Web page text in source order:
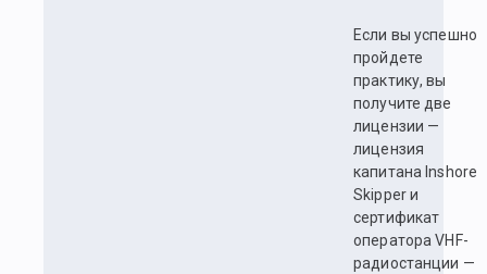
Если вы успешно
пройдете
практику, вы
получите две
лицензии —
лицензия
капитана Inshore
Skipper и
сертификат
оператора VHF-
радиостанции —